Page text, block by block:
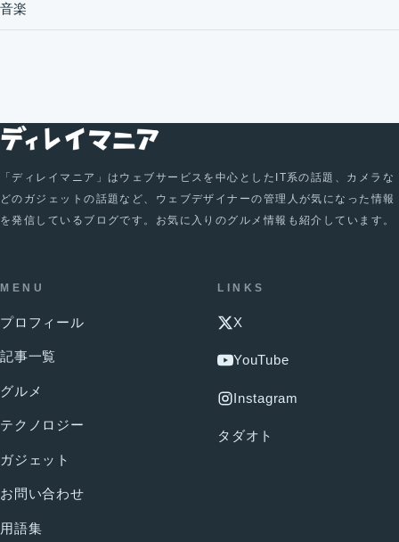
音楽
「ディレイマニア」はウェブサービスを中心としたIT系の話題、カメラな
どのガジェットの話題など、ウェブデザイナーの管理人が気になった情報
を発信しているブログです。お気に入りのグルメ情報も紹介しています。
MENU
プロフィール
記事一覧
グルメ
テクノロジー
ガジェット
お問い合わせ
用語集
LINKS
X
YouTube
Instagram
タダオト